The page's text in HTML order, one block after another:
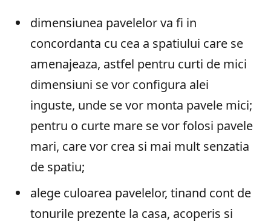
dimensiunea pavelelor va fi in
concordanta cu cea a spatiului care se
amenajeaza, astfel pentru curti de mici
dimensiuni se vor configura alei
inguste, unde se vor monta pavele mici;
pentru o curte mare se vor folosi pavele
mari, care vor crea si mai mult senzatia
de spatiu;
alege culoarea pavelelor, tinand cont de
tonurile prezente la casa, acoperis si